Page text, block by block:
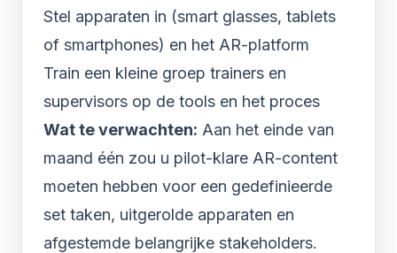
Stel apparaten in (smart glasses, tablets
of smartphones) en het AR-platform
Train een kleine groep trainers en
supervisors op de tools en het proces
Wat te verwachten: Aan het einde van
maand één zou u pilot-klare AR-content
moeten hebben voor een gedefinieerde
set taken, uitgerolde apparaten en
afgestemde belangrijke stakeholders.